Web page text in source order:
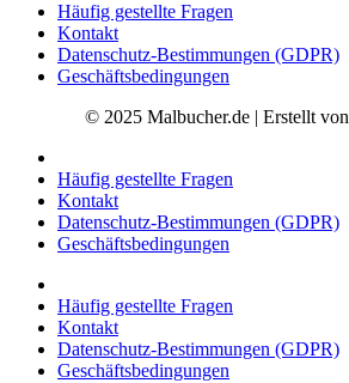
Häufig gestellte Fragen
Kontakt
Datenschutz-Bestimmungen (GDPR)
Geschäftsbedingungen
© 2025 Malbucher.de | Erstellt von
Häufig gestellte Fragen
Kontakt
Datenschutz-Bestimmungen (GDPR)
Geschäftsbedingungen
Häufig gestellte Fragen
Kontakt
Datenschutz-Bestimmungen (GDPR)
Geschäftsbedingungen